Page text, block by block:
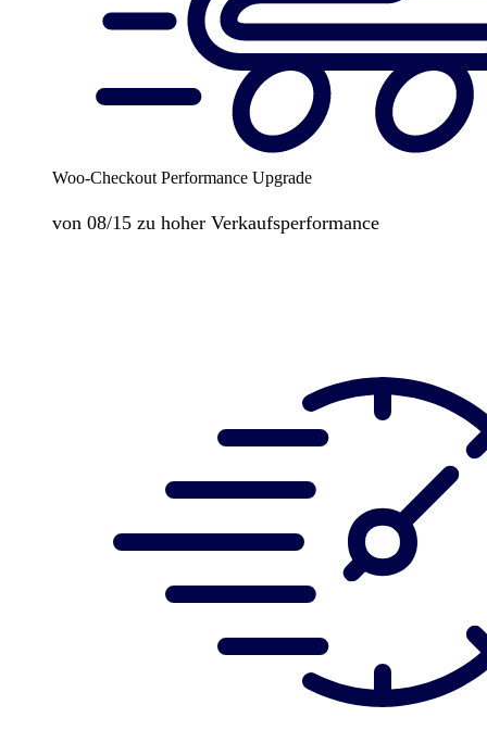
Woo-Checkout Performance Upgrade
von 08/15 zu hoher Verkaufsperformance